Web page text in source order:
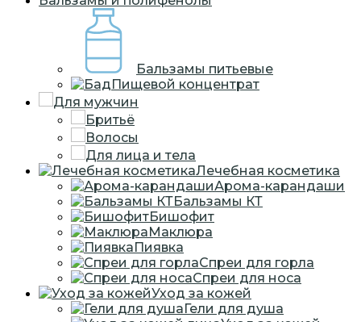
Бальзамы питьевые
Пищевой концентрат
Для мужчин
Бритьё
Волосы
Для лица и тела
Лечебная косметика
Арома-карандаши
Бальзамы КТ
Бишофит
Маклюра
Пиявка
Спреи для горла
Спреи для носа
Уход за кожей
Гели для душа